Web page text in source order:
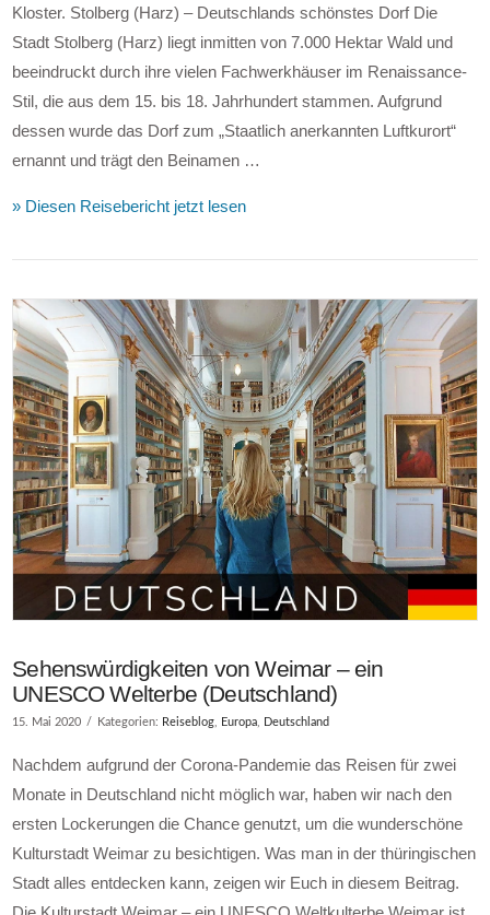
VIEW POST
Kloster. Stolberg (Harz) – Deutschlands schönstes Dorf Die
Stadt Stolberg (Harz) liegt inmitten von 7.000 Hektar Wald und
beeindruckt durch ihre vielen Fachwerkhäuser im Renaissance-
Stil, die aus dem 15. bis 18. Jahrhundert stammen. Aufgrund
dessen wurde das Dorf zum „Staatlich anerkannten Luftkurort“
ernannt und trägt den Beinamen …
» Diesen Reisebericht jetzt lesen
Sehenswürdigkeiten von Weimar – ein
UNESCO Welterbe (Deutschland)
15. Mai 2020 Kategorien: Reiseblog Europa Deutschland
Nachdem aufgrund der Corona-Pandemie das Reisen für zwei
Monate in Deutschland nicht möglich war, haben wir nach den
ersten Lockerungen die Chance genutzt, um die wunderschöne
Kulturstadt Weimar zu besichtigen. Was man in der thüringischen
Stadt alles entdecken kann, zeigen wir Euch in diesem Beitrag.